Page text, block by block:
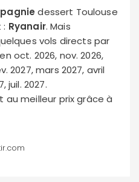
dessert Toulouse
Ryanair. Mais
vols directs par
oct. 2026, nov. 2026,
2027, mars 2027, avril
juil. 2027.
au meilleur prix grâce à